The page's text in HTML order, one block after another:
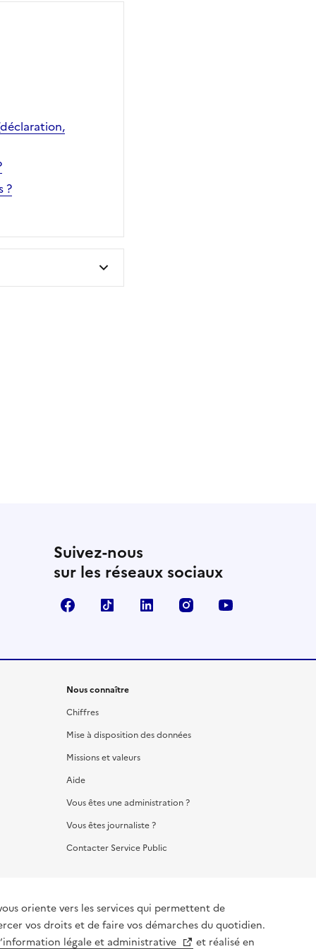
?
Suivez-nous
sur les réseaux sociaux
FacebookTikTok LinkedIn Instagram
Nous connaître
Chiffres
Mise à disposition des données
Missions et valeurs
Aide
Vous êtes une administration ?
Vous êtes journaliste ?
Contacter Service Public
oriente vers les services qui permettent de
vos droits et de faire vos démarches du quotidien.
légale et administrative et réalisé en